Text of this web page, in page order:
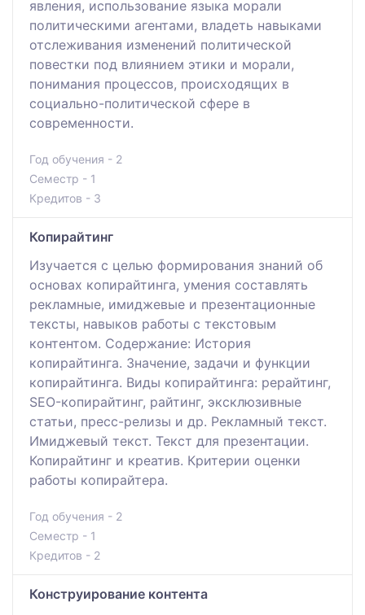
явления, использование языка морали
политическими агентами, владеть навыками
отслеживания изменений политической
повестки под влиянием этики и морали,
понимания процессов, происходящих в
социально-политической сфере в
современности.
Год обучения - 2
Семестр - 1
Кредитов - 3
Копирайтинг
Изучается с целью формирования знаний об
основах копирайтинга, умения составлять
рекламные, имиджевые и презентационные
тексты, навыков работы с текстовым
контентом. Содержание: История
копирайтинга. Значение, задачи и функции
копирайтинга. Виды копирайтинга: рерайтинг,
SEO-копирайтинг, райтинг, эксклюзивные
статьи, пресс-релизы и др. Рекламный текст.
Имиджевый текст. Текст для презентации.
Копирайтинг и креатив. Критерии оценки
работы копирайтера.
Год обучения - 2
Семестр - 1
Кредитов - 2
Конструирование контента